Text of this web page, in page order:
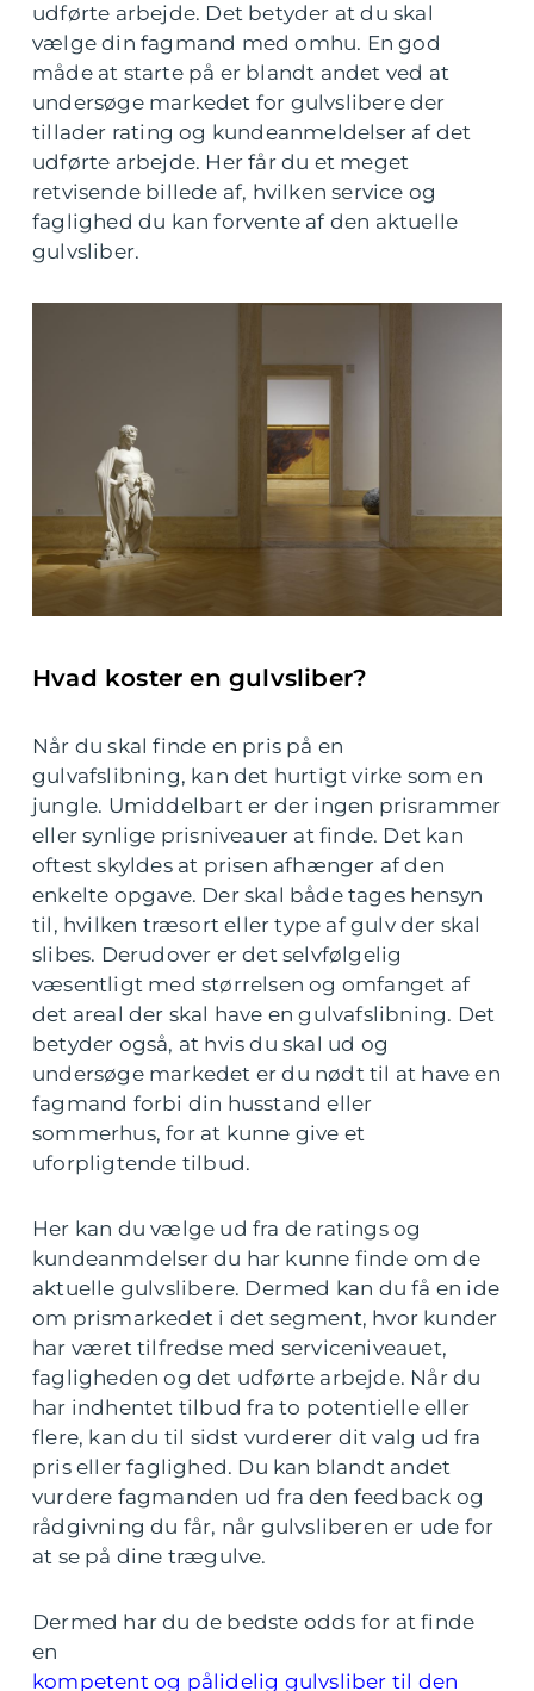
udførte arbejde. Det betyder at du skal
vælge din fagmand med omhu. En god
måde at starte på er blandt andet ved at
undersøge markedet for gulvslibere der
tillader rating og kundeanmeldelser af det
udførte arbejde. Her får du et meget
retvisende billede af, hvilken service og
faglighed du kan forvente af den aktuelle
gulvsliber.
Hvad koster en gulvsliber?
Når du skal finde en pris på en
gulvafslibning, kan det hurtigt virke som en
jungle. Umiddelbart er der ingen prisrammer
eller synlige prisniveauer at finde. Det kan
oftest skyldes at prisen afhænger af den
enkelte opgave. Der skal både tages hensyn
til, hvilken træsort eller type af gulv der skal
slibes. Derudover er det selvfølgelig
væsentligt med størrelsen og omfanget af
det areal der skal have en gulvafslibning. Det
betyder også, at hvis du skal ud og
undersøge markedet er du nødt til at have en
fagmand forbi din husstand eller
sommerhus, for at kunne give et
uforpligtende tilbud.
Her kan du vælge ud fra de ratings og
kundeanmdelser du har kunne finde om de
aktuelle gulvslibere. Dermed kan du få en ide
om prismarkedet i det segment, hvor kunder
har været tilfredse med serviceniveauet,
fagligheden og det udførte arbejde. Når du
har indhentet tilbud fra to potentielle eller
flere, kan du til sidst vurderer dit valg ud fra
pris eller faglighed. Du kan blandt andet
vurdere fagmanden ud fra den feedback og
rådgivning du får, når gulvsliberen er ude for
at se på dine trægulve.
Dermed har du de bedste odds for at finde
en
kompetent og pålidelig gulvsliber til den